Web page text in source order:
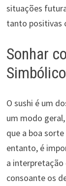
situações
tanto positivas
Sonhar
Simbólico
O sushi é um
um modo
que a boa
entanto, é
a interpretação
consoante os